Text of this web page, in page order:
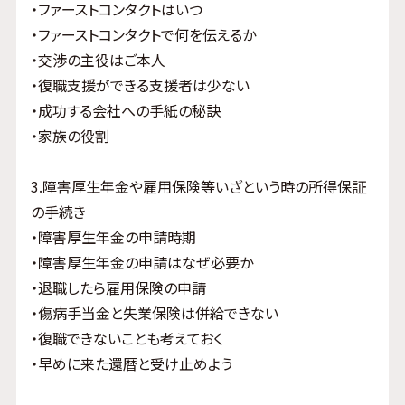
・ファーストコンタクトはいつ
・ファーストコンタクトで何を伝えるか
・交渉の主役はご本人
・復職支援ができる支援者は少ない
・成功する会社への手紙の秘訣
・家族の役割
3.障害厚生年金や雇用保険等いざという時の所得保証
の手続き
・障害厚生年金の申請時期
・障害厚生年金の申請はなぜ必要か
・退職したら雇用保険の申請
・傷病手当金と失業保険は併給できない
・復職できないことも考えておく
・早めに来た還暦と受け止めよう